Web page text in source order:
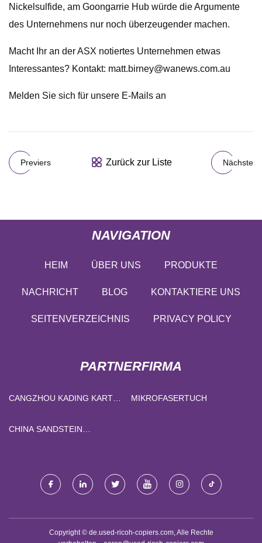
Nickelsulfide, am Goongarrie Hub würde die Argumente
des Unternehmens nur noch überzeugender machen.
Macht Ihr an der ASX notiertes Unternehmen etwas
Interessantes? Kontakt: matt.birney@wanews.com.au
Melden Sie sich für unsere E-Mails an
Previers Zurück zur Liste Nächste
NAVIGATION
HEIM ÜBER UNS PRODUKTE
NACHRICHT BLOG KONTAKTIERE UNS
SEITENVERZEICHNIS PRIVACY POLICY
PARTNERFIRMA
CANGZHOU KADING KARTON
CO., LTD.
MIKROFASERTUCH
CHINA SANDSTEIN
Copyright © de.used-ricoh-copiers.com, Alle Rechte